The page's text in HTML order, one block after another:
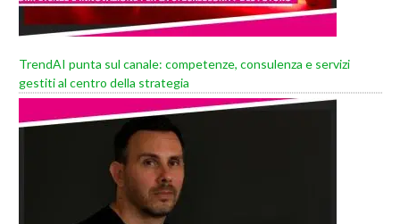
TrendAI punta sul canale: competenze, consulenza e servizi
gestiti al centro della strategia